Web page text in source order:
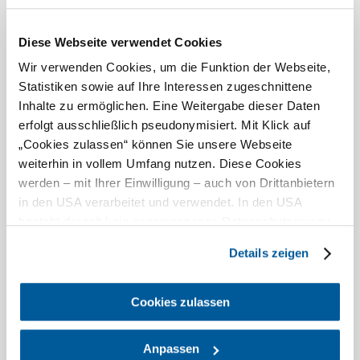
Diese Webseite verwendet Cookies
Wir verwenden Cookies, um die Funktion der Webseite,
Statistiken sowie auf Ihre Interessen zugeschnittene
Inhalte zu ermöglichen. Eine Weitergabe dieser Daten
erfolgt ausschließlich pseudonymisiert. Mit Klick auf
„Cookies zulassen“ können Sie unsere Webseite
weiterhin in vollem Umfang nutzen. Diese Cookies
werden – mit Ihrer Einwilligung – auch von Drittanbietern
in den USA verarbeitet und verwendet. In den USA
Sicherheitsbehörden entsprechende Anordnungen
Platforms, Inc.) treffen, um Zugriff auf Daten zu Kontroll-
und Überwachungszwecken zu erhalten. Dagegen gibt es
Rechtsschutzmöglichkeiten. Zudem werden von den
Details zeigen
Cookies zulassen
Anpassen
St. Pölten Convention Bureau
Genussvoll durch die St. Pöltner Kellergasse